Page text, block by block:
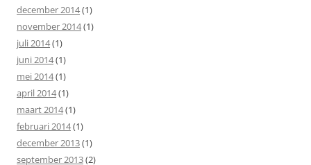
december 2014(1)
november 2014(1)
juli 2014(1)
juni 2014(1)
mei 2014(1)
april 2014(1)
maart 2014(1)
februari 2014(1)
december 2013(1)
september 2013(2)